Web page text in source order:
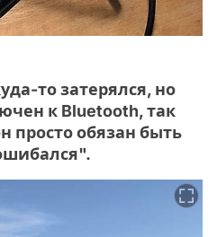
то затерялся, но
к Bluetooth, так
просто обязан быть